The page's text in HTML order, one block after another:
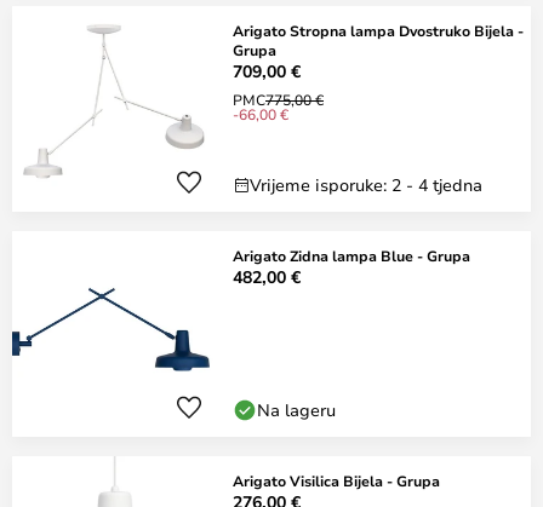
Arigato Stropna lampa Dvostruko Bijela -
Grupa
709,00 €
PMC775,00 €
-66,00 €
Vrijeme isporuke: 2 - 4 tjedna
Arigato Zidna lampa Blue - Grupa
482,00 €
Na lageru
Arigato Visilica Bijela - Grupa
276,00 €